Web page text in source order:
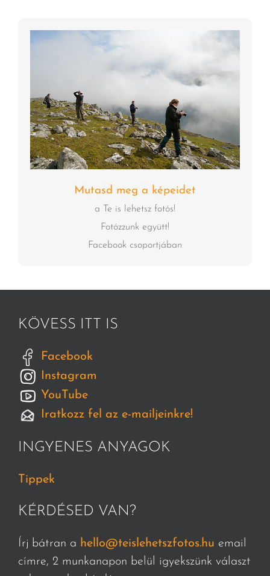
Mutasd meg a képeidet
a Te is lehetsz fotós!
Fotózzunk együtt!
Facebook csoportjában
KÖVESS ITT IS
Facebook
Instagram
YouTube
Iratkozz fel az e-mailjeinkre!
INGYENES ANYAGOK
Tippek
KÉRDÉSED VAN?
Írj bátran a hello@teislehetszfotos.hu email
címre, 2 munkanapon belül igyekszünk választ